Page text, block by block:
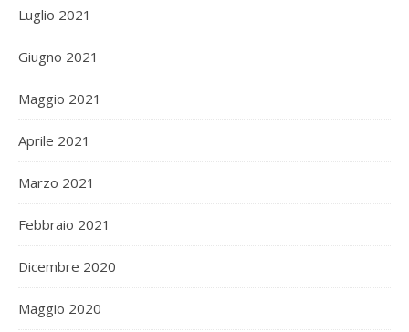
Luglio 2021
Giugno 2021
Maggio 2021
Aprile 2021
Marzo 2021
Febbraio 2021
Dicembre 2020
Maggio 2020